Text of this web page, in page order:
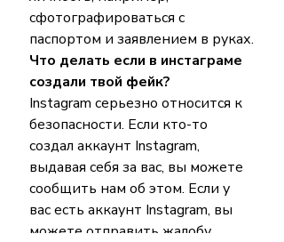
сфотографироваться с
паспортом и заявлением в руках.
Что делать если в инстаграме
создали твой фейк?
Instagram серьезно относится к
безопасности. Если кто-то
создал аккаунт Instagram,
выдавая себя за вас, вы можете
сообщить нам об этом. Если у
вас есть аккаунт Instagram, вы
можете отправить жалобу